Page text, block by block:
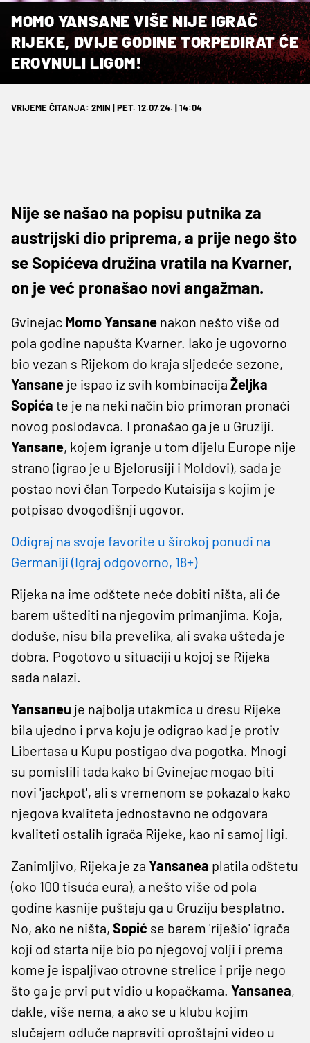
MOMO YANSANE VIŠE NIJE IGRAČ
RIJEKE, DVIJE GODINE TORPEDIRAT ĆE
EROVNULI LIGOM!
VRIJEME ČITANJA: 2MIN | PET. 12.07.24. | 14:04
Nije se našao na popisu putnika za
austrijski dio priprema, a prije nego što
se Sopićeva družina vratila na Kvarner,
on je već pronašao novi angažman.
Gvinejac Momo Yansane nakon nešto više od
pola godine napušta Kvarner. Iako je ugovorno
bio vezan s Rijekom do kraja sljedeće sezone,
Yansane je ispao iz svih kombinacija Željka
Sopića te je na neki način bio primoran pronaći
novog poslodavca. I pronašao ga je u Gruziji.
Yansane, kojem igranje u tom dijelu Europe nije
strano (igrao je u Bjelorusiji i Moldovi), sada je
postao novi član Torpedo Kutaisija s kojim je
potpisao dvogodišnji ugovor.
Odigraj na svoje favorite u širokoj ponudi na
Germaniji (Igraj odgovorno, 18+)
Rijeka na ime odštete neće dobiti ništa, ali će
barem uštediti na njegovim primanjima. Koja,
doduše, nisu bila prevelika, ali svaka ušteda je
dobra. Pogotovo u situaciji u kojoj se Rijeka
sada nalazi.
Yansaneu je najbolja utakmica u dresu Rijeke
bila ujedno i prva koju je odigrao kad je protiv
Libertasa u Kupu postigao dva pogotka. Mnogi
su pomislili tada kako bi Gvinejac mogao biti
novi 'jackpot', ali s vremenom se pokazalo kako
njegova kvaliteta jednostavno ne odgovara
kvaliteti ostalih igrača Rijeke, kao ni samoj ligi.
Zanimljivo, Rijeka je za Yansanea platila odštetu
(oko 100 tisuća eura), a nešto više od pola
godine kasnije puštaju ga u Gruziju besplatno.
No, ako ne ništa, Sopić se barem 'riješio' igrača
koji od starta nije bio po njegovoj volji i prema
kome je ispaljivao otrovne strelice i prije nego
što ga je prvi put vidio u kopačkama. Yansanea,
dakle, više nema, a ako se u klubu kojim
slučajem odluče napraviti oproštajni video u